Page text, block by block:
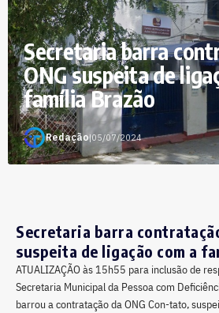
Secretaria barra
ONG suspeita de
família Brazão
Redação|05/07/2024
Secretaria barra
suspeita de ligação com a
ATUALIZAÇÃO às 15h55 para inclusão de
Secretaria Municipal da Pessoa com
barrou a contratação da ONG Con-tato,